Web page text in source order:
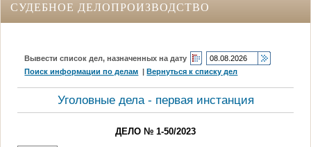
СУДЕБНОЕ ДЕЛОПРОИЗВОДСТВО
Вывести список дел, назначенных на дату
Поиск информации по делам |Вернуться к списку дел
Уголовные дела - первая инстанция
ДЕЛО № 1-50/2023